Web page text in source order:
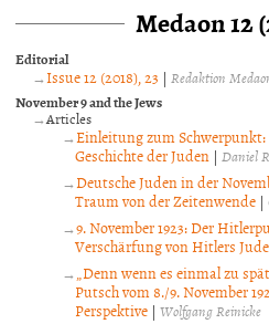
Medaon 12
Editorial
Issue 12 (2018), 23 |Redaktion
November 9 and the Jews
Articles
Einleitung zum
Geschichte der Juden | Daniel
Deutsche Juden in der
Traum von der Zeitenwende |
9. November 1923: Der
Verschärfung von Hitlers
„Denn wenn es einmal zu
Putsch vom 8./9. November
Perspektive | Wolfgang Reinicke